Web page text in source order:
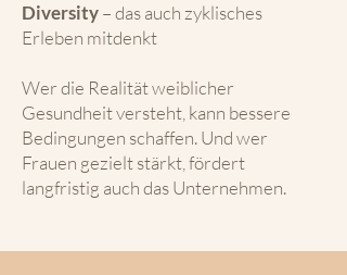
Diversity– das auch zyklisches
Erleben mitdenkt
Wer die Realität weiblicher
Gesundheit versteht, kann bessere
Bedingungen schaffen. Und wer
Frauen gezielt stärkt, fördert
langfristig auch das Unternehmen.